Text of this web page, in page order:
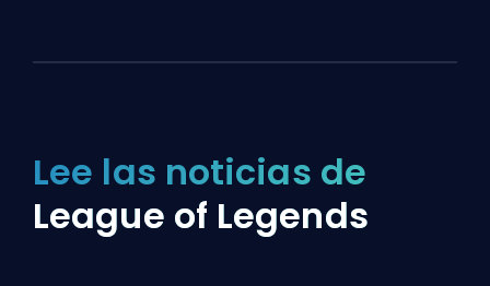
Lee las noticias de
League of Legends